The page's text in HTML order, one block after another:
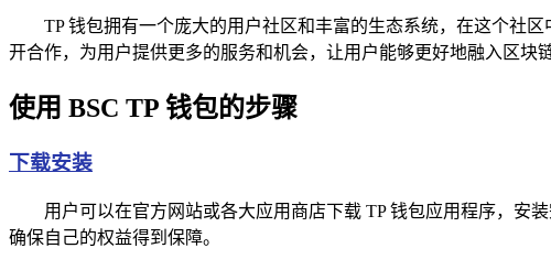
TP 钱包拥有一个庞大的用户社区和丰富的生态系统，在这个社
开合作，为用户提供更多的服务和机会，让用户能够更好地融入区块
使用 BSC TP 钱包的步骤
下载安装
用户可以在官方网站或各大应用商店下载 TP 钱包应用程序，安
确保自己的权益得到保障。